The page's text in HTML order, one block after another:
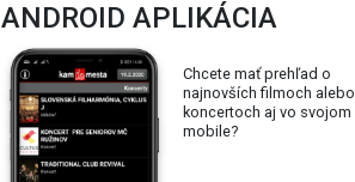
ANDROID APLIKÁCIA
Chcete mať prehľad o
najnovších filmoch alebo
koncertoch aj vo svojom
mobile?